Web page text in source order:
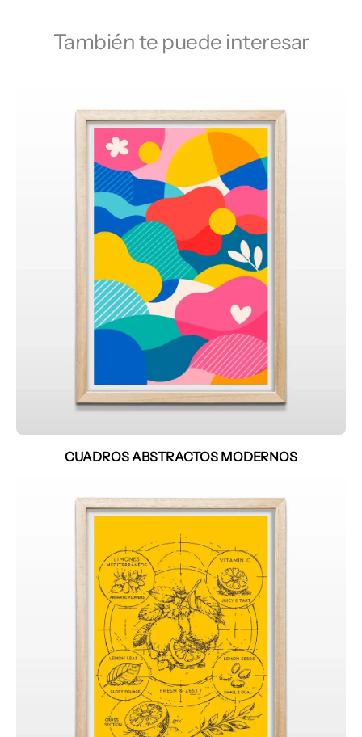
También te puede interesar
CUADROS ABSTRACTOS MODERNOS